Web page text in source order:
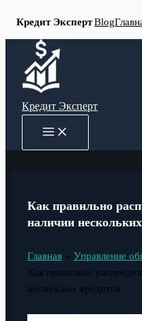
Кредит ЭкспертBlog
Перейти
содержимому
Кредит Эксперт
MAIN
MENU
Как правильно
наличии
Главная
Управление
Как правильно
нескольких кредитов